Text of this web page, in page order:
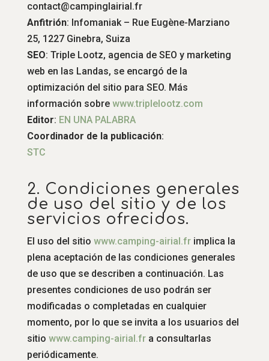
contact@campinglairial.fr
Anfitrión: Infomaniak – Rue Eugène-Marziano
25, 1227 Ginebra, Suiza
SEO: Triple Lootz, agencia de SEO y marketing
web en las Landas, se encargó de la
optimización del sitio para SEO. Más
información sobre www.triplelootz.com
Editor: EN UNA PALABRA
Coordinador de la publicación:
STC
2. Condiciones generales
de uso del sitio y de los
servicios ofrecidos.
El uso del sitio www.camping-airial.frimplica la
plena aceptación de las condiciones generales
de uso que se describen a continuación. Las
presentes condiciones de uso podrán ser
modificadas o completadas en cualquier
momento, por lo que se invita a los usuarios del
sitio www.camping-airial.fra consultarlas
periódicamente.